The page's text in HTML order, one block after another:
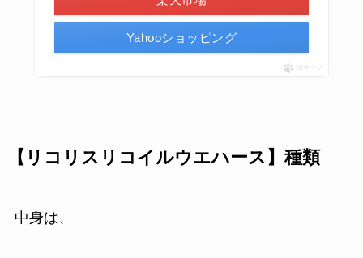
Yahooショッピング
ポチップ
【リコリスリコイルウエハース】種類
中身は、